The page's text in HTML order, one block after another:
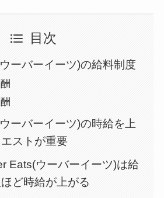
目次
ーバーイーツ)の給料制度
ーバーイーツ)の時給を上
ストが重要
Eats(ウーバーイーツ)は給
ど時給が上がる